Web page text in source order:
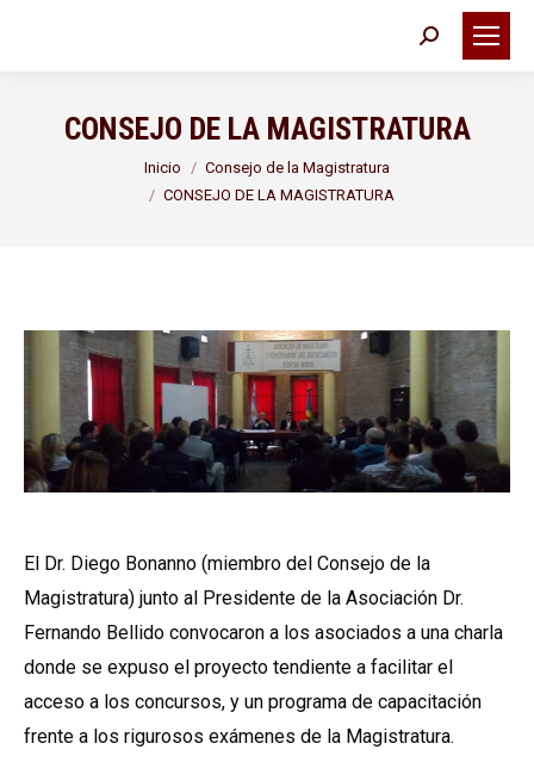
Buscar:
CONSEJO DE LA MAGISTRATURA
Inicio
Consejo de la Magistratura
CONSEJO DE LA MAGISTRATURA
El Dr. Diego Bonanno (miembro del Consejo de la
Magistratura) junto al Presidente de la Asociación Dr.
Fernando Bellido convocaron a los asociados a una charla
donde se expuso el proyecto tendiente a facilitar el
acceso a los concursos, y un programa de capacitación
frente a los rigurosos exámenes de la Magistratura.